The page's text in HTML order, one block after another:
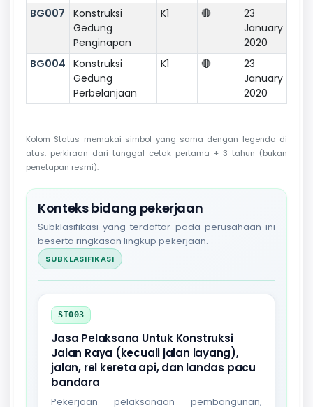
BG007
Konstruksi
Gedung
Penginapan
K1 🔴
23
January
2020
BG004 Konstruksi
Gedung
Perbelanjaan
K1 🔴
23
January
2020
Kolom Status memakai simbol yang sama dengan legenda di
atas: perkiraan dari tanggal cetak pertama + 3 tahun (bukan
penetapan resmi).
Konteks bidang pekerjaan
Subklasifikasi yang terdaftar pada perusahaan ini
beserta ringkasan lingkup pekerjaan.
SUBKLASIFIKASI
SI003
Jasa Pelaksana Untuk Konstruksi
Jalan Raya (kecuali jalan layang),
jalan, rel kereta api, dan landas pacu
bandara
Pekerjaan pelaksanaan pembangunan,